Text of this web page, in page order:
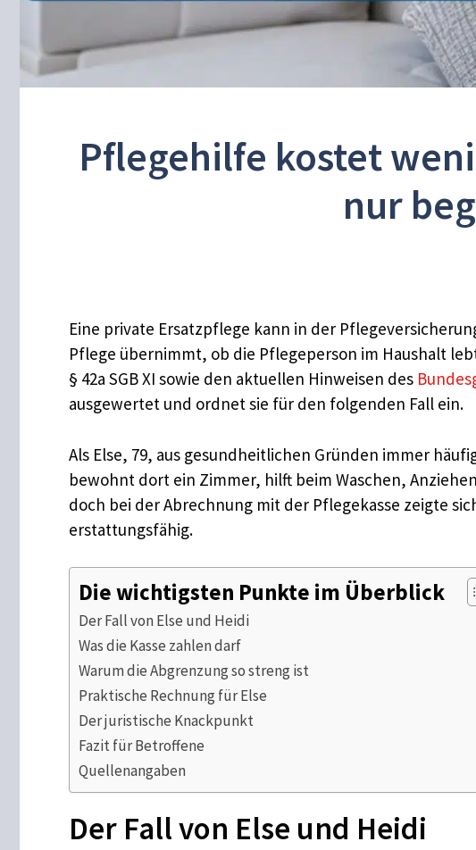
Pflegehilfe kostet
nur
Eine private Ersatzpflege kann in der
Pflege übernimmt, ob die Pflegeperson im Haushalt
§ 42a SGB XI sowie den aktuellen Hinweisen des
ausgewertet und ordnet sie für den folgenden Fall ein.
Als Else, 79, aus gesundheitlichen Gründen immer
bewohnt dort ein Zimmer, hilft beim Waschen,
doch bei der Abrechnung mit der Pflegekasse zeigte
erstattungsfähig.
Die wichtigsten Punkte im Überblick
Der Fall von Else und Heidi
Was die Kasse zahlen darf
Warum die Abgrenzung so streng ist
Praktische Rechnung für Else
Der juristische Knackpunkt
Fazit für Betroffene
Quellenangaben
Der Fall von Else und Heidi